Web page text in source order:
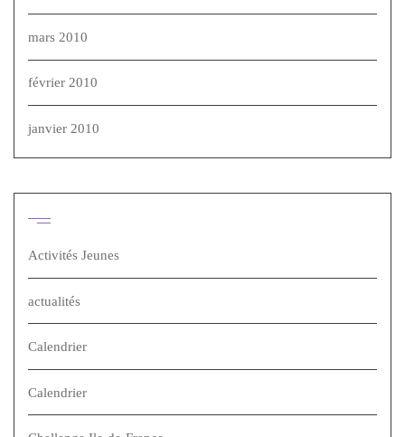
mars 2010
février 2010
janvier 2010
Activités Jeunes
actualités
Calendrier
Calendrier